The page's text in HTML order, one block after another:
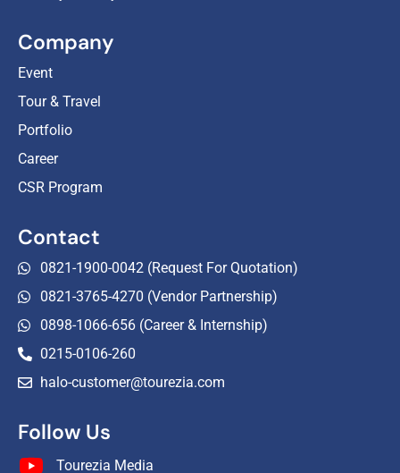
Company
Event
Tour & Travel
Portfolio
Career
CSR Program
Contact
0821-1900-0042 (Request For Quotation)
0821-3765-4270 (Vendor Partnership)
0898-1066-656 (Career & Internship)
0215-0106-260
halo-customer@tourezia.com
Follow Us
Tourezia Media